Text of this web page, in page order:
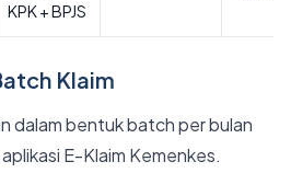
KPK + BPJS
Klaim
dalam bentuk batch per bulan
E-Klaim Kemenkes.